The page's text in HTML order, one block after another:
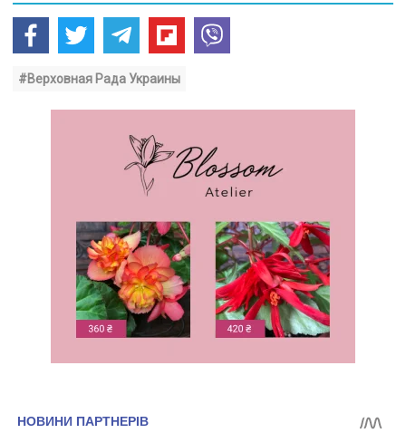
#Верховная Рада Украины